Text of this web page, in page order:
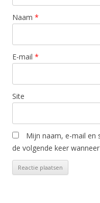
Naam *
E-mail *
Site
Mijn naam, e-mail en
de volgende keer